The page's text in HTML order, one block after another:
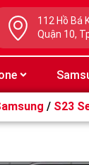
112 Hồ Bá
Quận 10,
/ S23